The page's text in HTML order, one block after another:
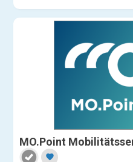
MO.Point
favorite